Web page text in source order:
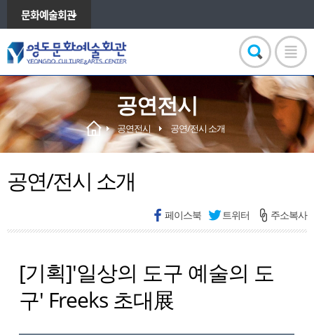
문화예술회관
공연전시
공연전시 공연/전시 소개
공연/전시 소개
페이스북 트위터 주소복사
[기획]'일상의 도구 예술의 도
구' Freeks 초대展